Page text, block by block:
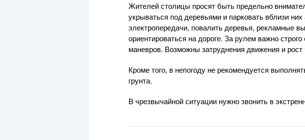
Жителей столицы просят быть предельно
укрываться под деревьями и парковать вблизи
электропередачи, повалить деревья, рекламные
ориентироваться на дороге. За рулем важно
маневров. Возможны затруднения движения и
Кроме того, в непогоду не рекомендуется
грунта.
В чрезвычайной ситуации нужно звонить в